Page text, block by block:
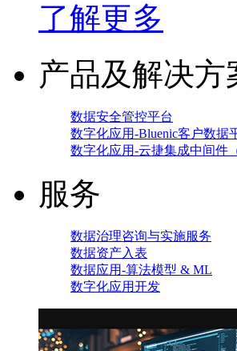
了解更多
产品及解决方
数据安全管控平台
数字化应用-Bluenic客户数据
数字化应用-云捷集成中间件
服务
数据治理咨询与实施服务
数据资产入表
数据应用-算法模型 & ML
数字化应用开发